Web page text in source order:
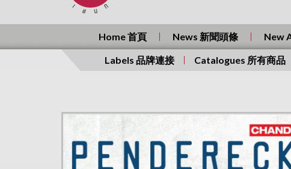
Home 首頁 News 新聞頭條 New
Labels 品牌連接 Catalogues 所有商品